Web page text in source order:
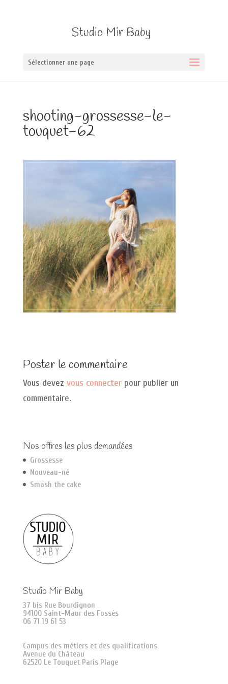
Sélectionner une page
shooting-grossesse-le-
touquet-62
Poster le commentaire
Vous devez vous connecterpour publier un
commentaire.
Nos offres les plus demandées
Grossesse
Nouveau-né
Smash the cake
Studio Mir Baby
37 bis Rue Bourdignon
94100 Saint-Maur des Fossés
06 71 19 61 53
Campus des métiers et des qualifications
Avenue du Château
62520 Le Touquet Paris Plage